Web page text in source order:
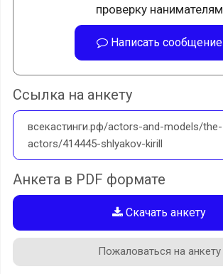
проверку нанимателям
Написать сообщение
Ссылка на анкету
всекастинги.рф/actors-and-models/the-
actors/414445-shlyakov-kirill
Анкета в PDF формате
Скачать анкету
Пожаловаться на анкету